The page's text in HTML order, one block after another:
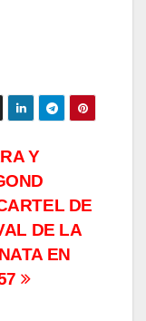
Y
DE
DE LA
EN